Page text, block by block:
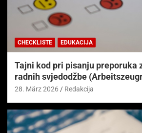
CHECKLISTE EDUKACIJA
Tajni kod pri pisanju preporuka
radnih svjedodžbe
28. März 2026 Redakcija